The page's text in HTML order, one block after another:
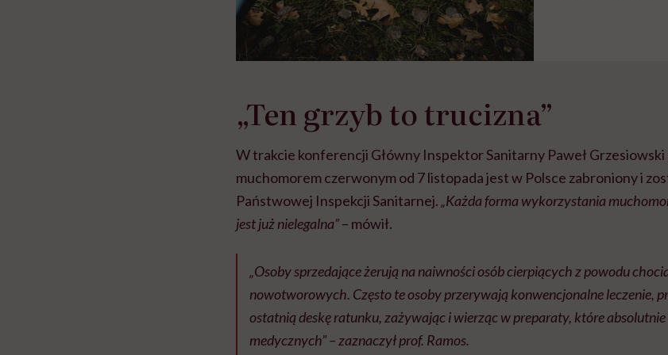
„Ten grzyb to trucizna”
W trakcie konferencji Główny Inspektor Sanitarny Paweł Grzesiowski
muchomorem czerwonym od 7 listopada jest w Polsce zabroniony i
Państwowej Inspekcji Sanitarnej.„Każda forma wykorzystania
jest już nielegalna”– mówił.
„Osoby sprzedające żerują na naiwności osób cierpiących z powodu
nowotworowych. Często te osoby przerywają konwencjonalne leczenie,
ostatnią deskę ratunku, zażywając i wierząc w preparaty, które
medycznych” – zaznaczył prof. Ramos.